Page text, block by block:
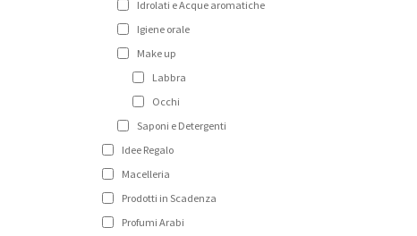
Idrolati e Acque aromatiche
Igiene orale
Make up
Labbra
Occhi
Saponi e Detergenti
Idee Regalo
Macelleria
Prodotti in Scadenza
Profumi Arabi